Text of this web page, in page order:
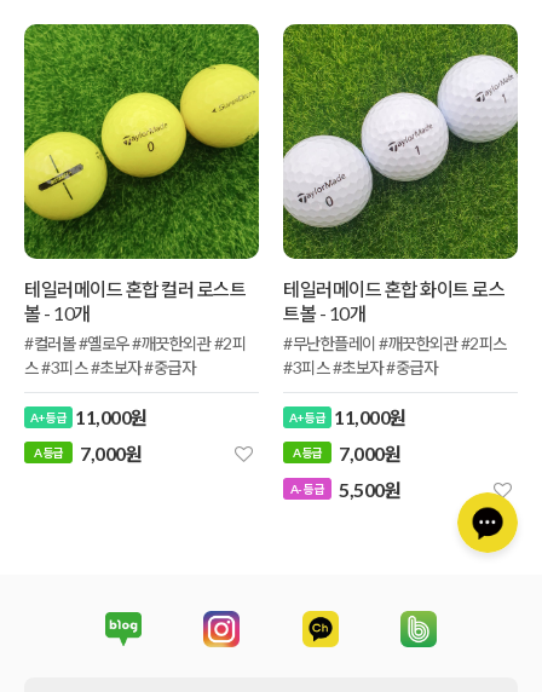
테일러메이드 혼합 컬러 로스트
볼 - 10개
#컬러볼 #옐로우 #깨끗한외관 #2피
스 #3피스 #초보자 #중급자
A+ 등급
11,000원
7,000원
테일러메이드 혼합 화이트 로스
트볼 - 10개
#무난한플레이 #깨끗한외관 #2피스
#3피스 #초보자 #중급자
A+ 등급
11,000원
7,000원
5,500원